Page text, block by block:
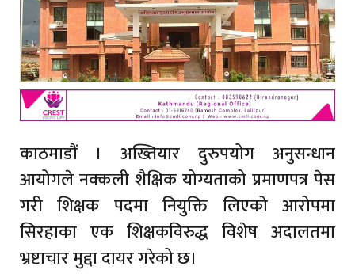
काठमाडौं । अख्तियार दुरुपयोग अनुसन्धान
आयोगले नक्कली शैक्षिक योग्यताको प्रमाणपत्र पेस
गरी शिक्षक पदमा नियुक्ति लिएको आरोपमा
सिरहाका एक शिक्षकविरुद्ध विशेष अदालतमा
भ्रष्टाचार मुद्दा दायर गरेको छ।